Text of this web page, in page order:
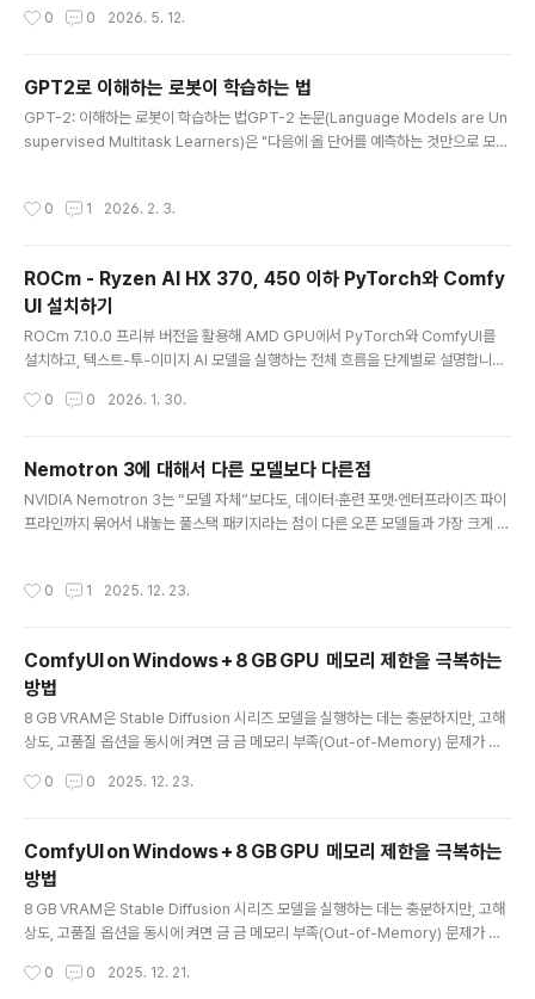
라이버: 버전 26.2.2 이상AMD 공식 다운로드 페이지🚀
PowerShell 에서 다음 명령 실행:CMD:cmdpip instal
l --no-cache-dir ^ https://repo.radeon.com/roc
m/windows/rocm-rel-7.2.1/rocm_sdk_core-7.2.1
-py3-none-win_amd64.whl ^ https://repo.radeo
0 0 2026. 5. 12.
GPT2로 이해하는 로봇이 학습하는 법
GPT-2: 이해하는 로봇이 학습하는 법GPT-2 논문(Language Models are Un
supervised Multitask Learners)은 "다음에 올 단어를 예측하는 것만으로 모든
e Pair Encoding)GPT-2는 단어를 무작정 쪼개지 않고, 가장 자주 나타나는 문자
n.Embedding(vocab_size, n_emb..
0 1 2026. 2. 3.
ROCm - Ryzen AI HX 370, 450 이하 PyTorch와 Comfy
UI 설치하기
ROCm 7.10.0 프리뷰 버전을 활용해 AMD GPU에서 PyTorch와 ComfyUI를
설치하고, 텍스트‑투‑이미지 AI 모델을 실행하는 전체 흐름을 단계별로 설명합니다.
RDNA 기반) Linux 배포판 (Ubuntu 22.04, RHEL 9 등) 혹은 Windows 10/11
n -m venv rocm-envsource rocm-env/bin/activate # Linux/macOS#
.\rocm-env\Scr..
0 0 2026. 1. 30.
Nemotron 3에 대해서 다른 모델보다 다른점
NVIDIA Nemotron 3는 “모델 자체”보다도, 데이터·훈련 포맷·엔터프라이즈 파이
프라인까지 묶어서 내놓는 풀스택 패키지라는 점이 다른 오픈 모델들과 가장 크게 다
까지 포함하는 “기반 모델 군”이다.​기존 Nemotron‑3‑8B 같은 버전은 표준 디코
트와 추론 효율을 동시에 노린다.​같은 세대의 Llama 3.1, Qwen3, DeepSeek 등
은 ..
0 1 2025. 12. 23.
ComfyUI on Windows + 8 GB GPU 메모리 제한을 극복하는
방법
8 GB VRAM은 Stable Diffusion 시리즈 모델을 실행하는 데는 충분하지만, 고해
상도, 고품질 옵션을 동시에 켜면 금 금 메모리 부족(Out‑of‑Memory) 문제가 발
따라해 보세요.1️⃣ 기본 설정 – “안전하게 시작하기”설정권장값이유SamplerEuler
1여러 이미지를 동시에 생성하면 메모리 급증PrecisionFP16 (자동)FP32 대비 절
반의 메모리 사용ModelStable Diffusion 1.5 ..
0 0 2025. 12. 23.
ComfyUI on Windows + 8 GB GPU 메모리 제한을 극복하는
방법
8 GB VRAM은 Stable Diffusion 시리즈 모델을 실행하는 데는 충분하지만, 고해
상도, 고품질 옵션을 동시에 켜면 금 금 메모리 부족(Out‑of‑Memory) 문제가 발
따라해 보세요.1️⃣ 기본 설정 – “안전하게 시작하기”설정권장값이유SamplerEuler
0 0 2025. 12. 21.